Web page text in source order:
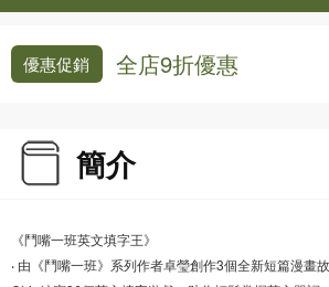
優惠促銷 全店9折優惠
簡介
《鬥嘴一班英文填字王》
‧ 由《鬥嘴一班》系列作者卓瑩創作3個全新短篇漫畫